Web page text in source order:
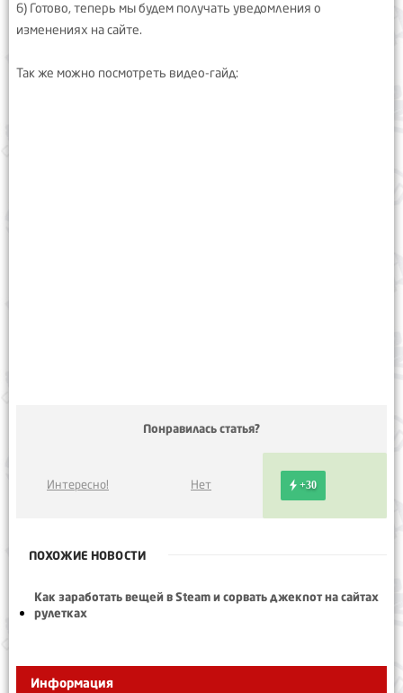
6) Готово, теперь мы будем получать уведомления о
изменениях на сайте.
Так же можно посмотреть видео-гайд:
Понравилась статья?
Интересно! Нет +30
ПОХОЖИЕ НОВОСТИ
Как заработать вещей в Steam и сорвать джекпот на сайтах
рулетках
Информация